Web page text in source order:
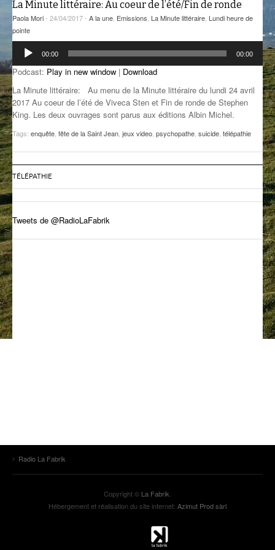
L’ASTUCE DE LA PORTE EN BOIS
LA FABRIK POÉTIK
LA MINUTE LITTÉRAIRE
LA SOUTERRAINE
MUSIQUE DES ANTIPODES
NOS ANCIENS
THEME FORCE
La Minute littéraire: Au coeur de l’été/Fin de ronde
Paola Mori- 24/04/2017 - A la une, Emissions, La Minute littéraire, Lundi heure de
pointe
Lecteur
audio
00:00 00:00
Podcast: Play in new window | Download
La Minute littéraire: Au menu de la Minute littéraire du lundi 24 avril
2017 Au coeur de l’été de Viveca Sten et Fin de ronde de Stephen
King. Les deux ouvrages sont parus aux éditions Albin Michel.
Tags: enquête, fête de la Saint Jean, jeux video, psychopathe, suicide, télépathie
TÉLÉPATHIE
Tweets de @RadioLaFabrik
Radio La Fabrik
Copyright © La Fabrik.
Hébergement et réalisation du site internet: Azimut Prod sàrl